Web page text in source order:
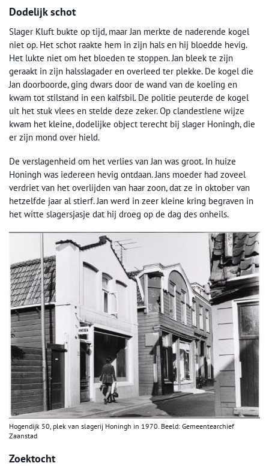
Dodelijk schot
Slager Kluft bukte op tijd, maar Jan merkte de naderende kogel
niet op. Het schot raakte hem in zijn hals en hij bloedde hevig.
Het lukte niet om het bloeden te stoppen. Jan bleek te zijn
geraakt in zijn halsslagader en overleed ter plekke. De kogel die
Jan doorboorde, ging dwars door de wand van de koeling en
kwam tot stilstand in een kalfsbil. De politie peuterde de kogel
uit het stuk vlees en stelde deze zeker. Op clandestiene wijze
kwam het kleine, dodelijke object terecht bij slager Honingh, die
er zijn mond over hield.
De verslagenheid om het verlies van Jan was groot. In huize
Honingh was iedereen hevig ontdaan. Jans moeder had zoveel
verdriet van het overlijden van haar zoon, dat ze in oktober van
hetzelfde jaar al stierf. Jan werd in zeer kleine kring begraven in
het witte slagersjasje dat hij droeg op de dag des onheils.
Hogendijk 50, plek van slagerij Honingh in 1970. Beeld: Gemeentearchief
Zaanstad
Zoektocht